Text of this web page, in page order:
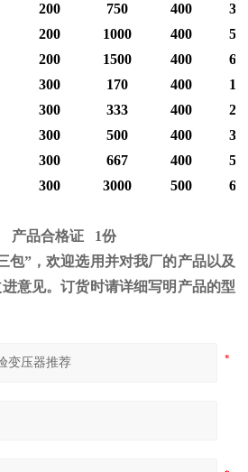
200 750 400
200 1000 400
200 1500 400
300 170 400
300 333 400
300 500 400
300 667 400
300 3000 500
品合格证 1份
包”，欢迎选用并对我厂的产品以及
意见。订货时请详细写明产品的型